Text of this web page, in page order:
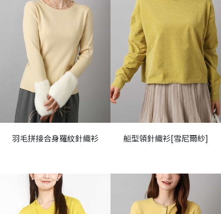
羽毛拼接合身羅紋針織衫 船型領針織衫[雪尼爾紗]